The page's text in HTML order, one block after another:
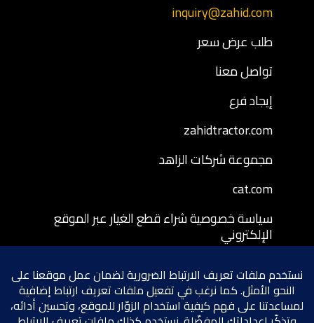
inquiry@zahid.com
طلب عرض سعر
تواصل معنا
إيجاد فرع
zahidtractor.com
مجموعة شركات الزاهد
cat.com
سياسة خصوصية شراء قطع الغيار عبر الموقع
الإلكتروني
الإلكتروني
سياسة إرجاع قطع الغيار المشتراة عبر الموقع